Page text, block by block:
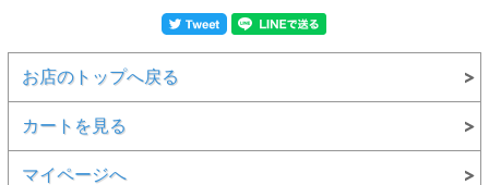
お店のトップへ戻る
カートを見る
マイページへ